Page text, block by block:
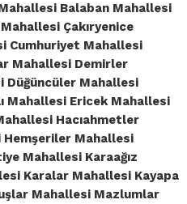
Balaban Mahallesi
Çakıryenice
Cumhuriyet Mahallesi
Mahallesi Demirler
Düğüncüler Mahallesi
Mahallesi Ericek Mahallesi
Hacıahmetler
Hemşeriler Mahallesi
Mahallesi Karaağız
Karalar Mahallesi Kayapa
Mahallesi Mazlumlar